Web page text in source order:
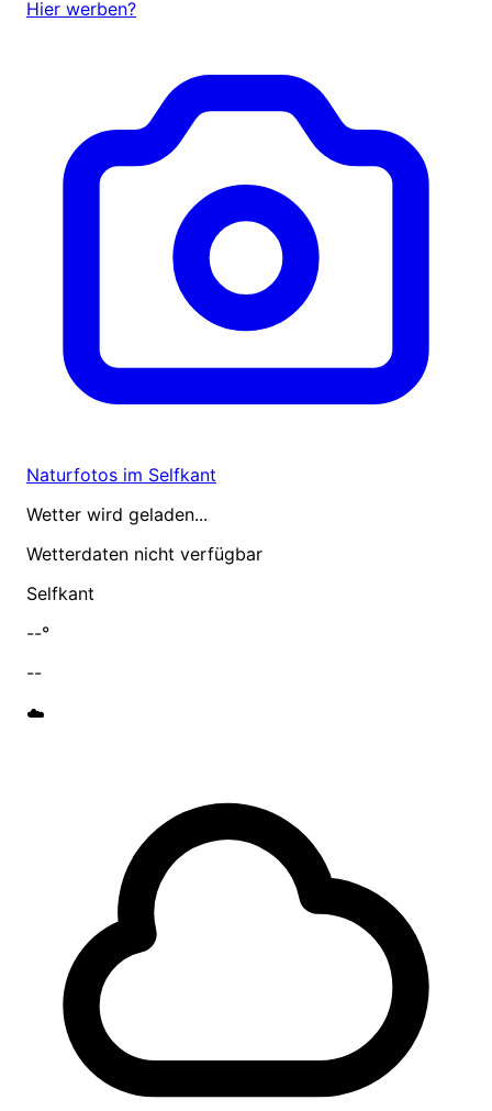
Hier werben?
Naturfotos im Selfkant
Wetter wird geladen...
Wetterdaten nicht verfügbar
Selfkant
--°
--
☁️